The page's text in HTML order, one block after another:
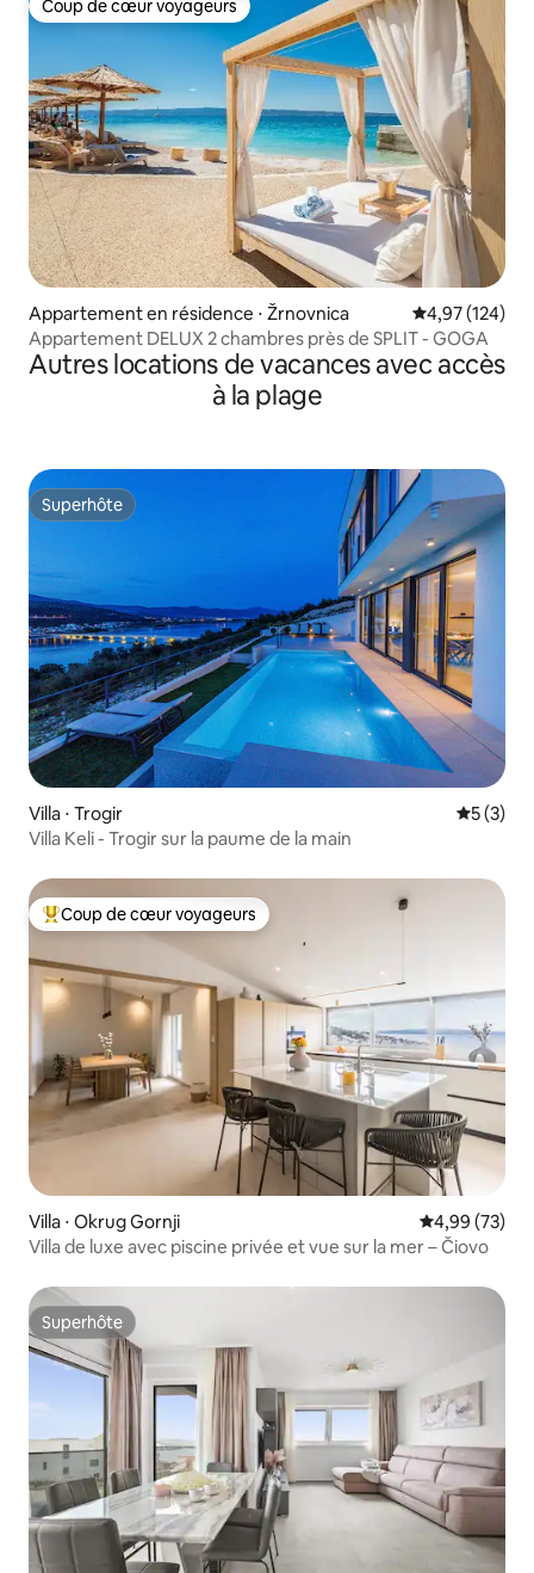
Coup de cœur voyageurs
Coup de cœur voyageurs
Appartement en résidence ⋅ Žrnovnica Évaluation
4,97 (124)
Appartement DELUX 2 chambres près de SPLIT - GOGA
Autres locations de vacances avec accès
à la plage
Superhôte
Superhôte
Villa ⋅ Trogir
5 (3)
Villa Keli - Trogir sur la paume de la main
Coups de cœur voyageurs les plus appréciés
Coup de cœur voyageurs
Villa ⋅ Okrug Gornji Évaluation
4,99 (73)
Villa de luxe avec piscine privée et vue sur la mer – Čiovo
Superhôte
Superhôte